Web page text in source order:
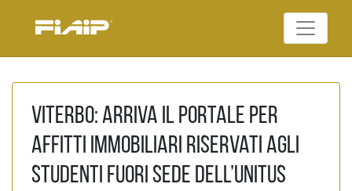
Federazione Italiana
Viterbo: Arriva il portale per
affitti immobiliari riservati agli
studenti fuori sede dell’Unitus